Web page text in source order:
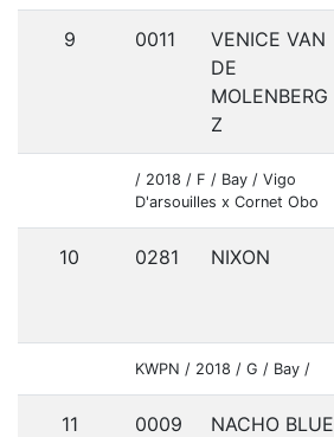
9 0011
VENICE VAN
DE
MOLENBERG
Z
/ 2018 / F / Bay / Vigo
D'arsouilles x Cornet Obo
10 0281 NIXON
KWPN / 2018 / G / Bay /
11 0009 NACHO BLUE